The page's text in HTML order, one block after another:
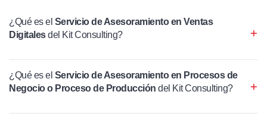
¿Qué es el Servicio de Asesoramiento en Ventas
Digitalesdel Kit Consulting?
¿Qué es el Servicio de Asesoramiento en Procesos de
Negocio o Proceso de Producción del Kit Consulting?